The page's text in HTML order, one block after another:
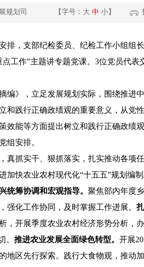
规划司 【字号： 大 中 小】
排，支部纪检委员、纪检工作小组组
工作”主题讲专题党课。 3位党员代表
》，立足发展规划实际，围绕推进中
和践行正确政绩观的重要意义，从党
能等方面提出树立和践行正确政绩观
组安排。
真抓实干、狠抓落实，扎实推动各项
加快农业农村现代化“十五五”规划编
统筹协调和宏观指导。 聚焦部内年度
，强化工作协同，及时掌握工作进展。
， 开展季度农业农村经济形势分析，
。 推进农业发展全面绿色转型。 开展
地区先行探索。 践行大食物观 ，推动